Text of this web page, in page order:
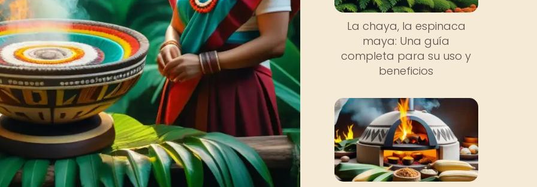
La chaya, la espinaca
maya: Una guía
completa para su uso y
beneficios